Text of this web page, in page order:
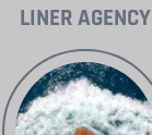
LINER AGENCY